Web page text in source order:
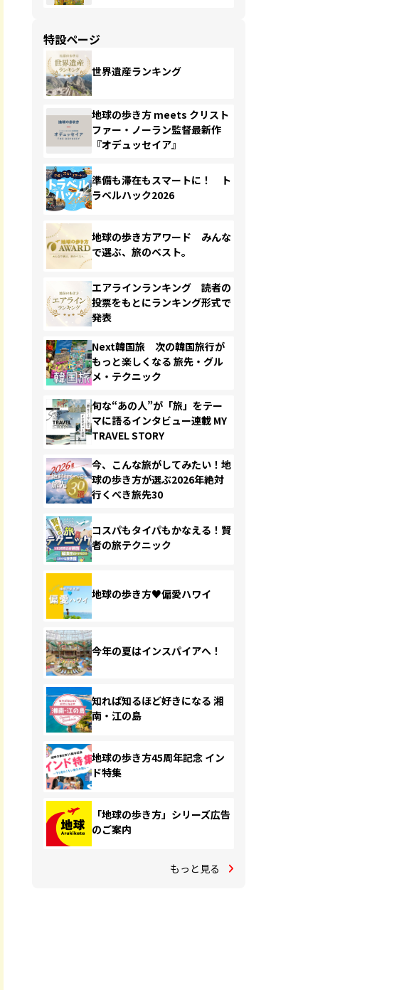
特設ページ
世界遺産ランキング
地球の歩き方 meets クリスト
ファー・ノーラン監督最新作
『オデュッセイア』
準備も滞在もスマートに！ ト
ラベルハック2026
地球の歩き方アワード みんな
で選ぶ、旅のベスト。
エアラインランキング 読者の
投票をもとにランキング形式で
発表
Next韓国旅 次の韓国旅行が
もっと楽しくなる 旅先・グル
メ・テクニック
旬な“あの人”が「旅」をテー
マに語るインタビュー連載 MY
TRAVEL STORY
今、こんな旅がしてみたい！地
球の歩き方が選ぶ2026年絶対
行くべき旅先30
コスパもタイパもかなえる！賢
者の旅テクニック
地球の歩き方♥偏愛ハワイ
今年の夏はインスパイアへ！
知れば知るほど好きになる 湘
南・江の島
地球の歩き方45周年記念 イン
ド特集
「地球の歩き方」シリーズ広告
のご案内
もっと見る